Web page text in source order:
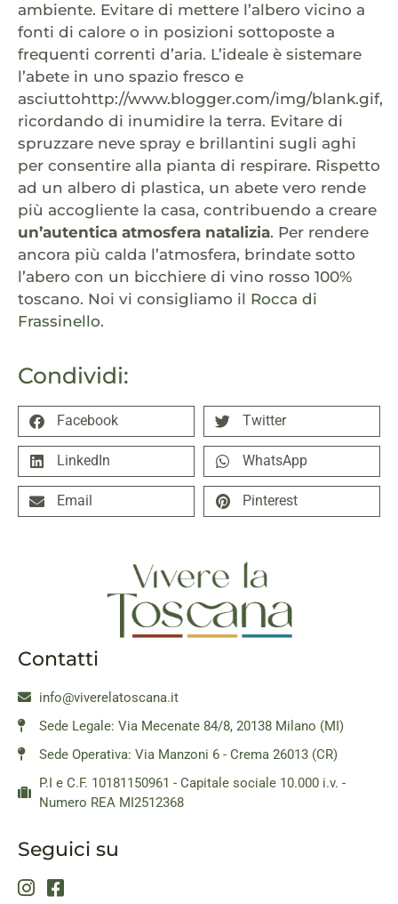
Condividi:
Facebook Twitter
LinkedIn WhatsApp
Email Pinterest
ambiente. Evitare di mettere l’albero vicino a
fonti di calore o in posizioni sottoposte a
frequenti correnti d’aria. L’ideale è sistemare
l’abete in uno spazio fresco e
asciuttohttp://www.blogger.com/img/blank.gif,
ricordando di inumidire la terra. Evitare di
spruzzare neve spray e brillantini sugli aghi
per consentire alla pianta di respirare. Rispetto
ad un albero di plastica, un abete vero rende
più accogliente la casa, contribuendo a creare
un’autentica atmosfera natalizia. Per rendere
ancora più calda l’atmosfera, brindate sotto
l’abero con un bicchiere di vino rosso 100%
toscano. Noi vi consigliamo il Rocca di
Frassinello.
Contatti
info@viverelatoscana.it
Sede Legale: Via Mecenate 84/8, 20138 Milano (MI)
Sede Operativa: Via Manzoni 6 - Crema 26013 (CR)
P.I e C.F. 10181150961 - Capitale sociale 10.000 i.v. -
Numero REA MI2512368
Seguici su